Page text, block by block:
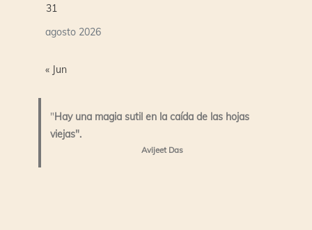
agosto 2026
31
« Jun
"Hay una magia sutil en la caída de las hojas
viejas".
Avijeet Das